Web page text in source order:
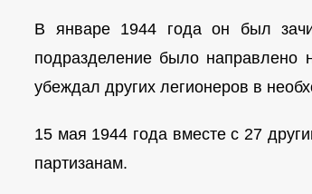
В январе 1944 года он был
подразделение было
убеждал других легионеров в
15 мая 1944 года вместе с 27
партизанам.